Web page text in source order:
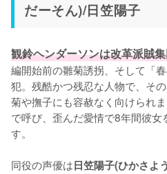
だーそん)/日笠陽子
観鈴ヘンダーソンは改革派賊
編開始前の雛菊誘拐、そして「
犯。残酷かつ残忍な人物で、そ
菊や撫子にも容赦なく向けられ
で呼び、歪んだ愛情で8年間彼
す。
同役の声優は日笠陽子(ひかさよ